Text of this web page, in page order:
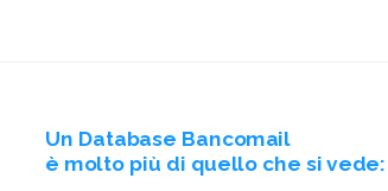
Un Database Bancomail
è molto più di quello che si vede: